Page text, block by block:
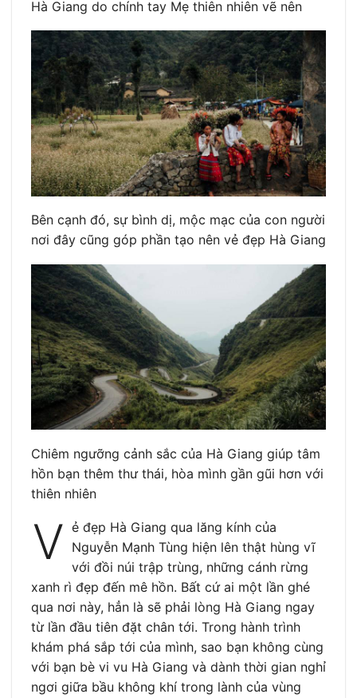
Hà Giang do chính tay Mẹ thiên nhiên vẽ nên
Bên cạnh đó, sự bình dị, mộc mạc của con người
nơi đây cũng góp phần tạo nên vẻ đẹp Hà Giang
Chiêm ngưỡng cảnh sắc của Hà Giang giúp tâm
hồn bạn thêm thư thái, hòa mình gần gũi hơn với
thiên nhiên
V ẻ đẹp Hà Giang qua lăng kính của
Nguyễn Mạnh Tùng hiện lên thật hùng vĩ
với đồi núi trập trùng, những cánh rừng
xanh rì đẹp đến mê hồn. Bất cứ ai một lần ghé
qua nơi này, hẳn là sẽ phải lòng Hà Giang ngay
từ lần đầu tiên đặt chân tới. Trong hành trình
khám phá sắp tới của mình, sao bạn không cùng
với bạn bè vi vu Hà Giang và dành thời gian nghỉ
ngơi giữa bầu không khí trong lành của vùng